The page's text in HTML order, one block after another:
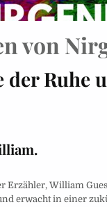
von
der Ruhe
Erzähler, William
erwacht in einer